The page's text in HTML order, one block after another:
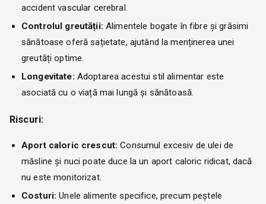
accident vascular cerebral.
Controlul greutății: Alimentele bogate în fibre și grăsimi
sănătoase oferă sațietate, ajutând la menținerea unei
greutăți optime.
Longevitate: Adoptarea acestui stil alimentar este
asociată cu o viață mai lungă și sănătoasă.
Riscuri:
Aport caloric crescut: Consumul excesiv de ulei de
măsline și nuci poate duce la un aport caloric ridicat, dacă
nu este monitorizat.
Costuri: Unele alimente specifice, precum peștele